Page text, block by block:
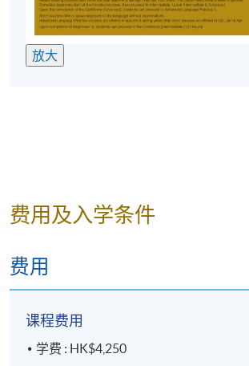
放大
费用及入学条件
费用
课程费用
学费 : HK$4,250